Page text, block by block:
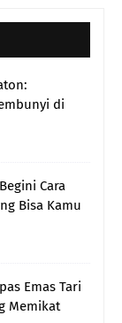
di
Cara
Bisa Kamu
Emas Tari
Memikat